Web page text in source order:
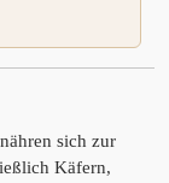
sich zur
Käfern,